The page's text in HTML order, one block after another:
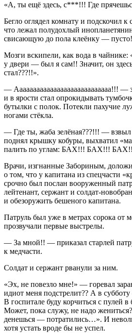
«А, ты ещё здесь, с***!!! Где
Бегло оглядел комнату и подскочил к
что лежал полудохлый
свисающую до пола клеёнку —
Мозги вскипели, как вода в чайнике:
у двери — был я сам!! Значит, он
стал???!!».
— Аааааааааааааааааааааааааааа!!! —
и в ярости стал опрокидывать
бутылки с полок. Потекли пахучие
ногами стёкла.
— Где ты, жаба зелёная???!!! —
поднял крышку кобуры, выхватил
палить по углам: БАХ!!! БАХ!!!
Врачи, изгнанные Забориным,
о том, что у капитана из спецчасти
срочно был послан вооруженный
лейтенант, сержант и солдат-
и обезоружить бешеного капитана.
Патруль был уже в метрах сорока от
прозвучали первые выстрелы.
— За мной!! — приказал старлей
к медчасти.
Солдат и сержант рванули за ним.
«Эх, не повезло мне!» — горевал
идиот меня подстрелит?? А в
В госпитале буду корчиться с пулей
Может, пока служу, не надо
денешься — потратились…». И
хотя устать вроде бы не успел.